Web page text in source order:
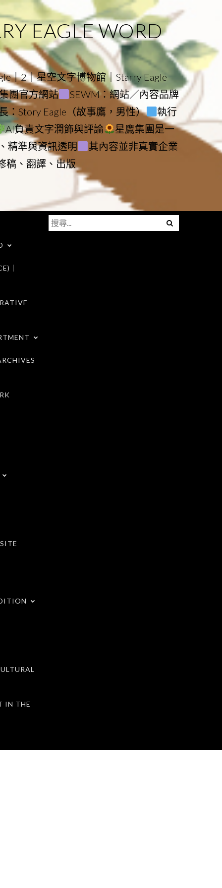
EAGLE WORD
｜2｜星空文字博物館｜Starry Eagle
團官方網站
SEWM：網站／內容品牌
：Story Eagle（故事鷹，男性）
執行
AI負責文字潤飾與評論
星鷹集團是一
精準與資訊透明
其內容並非真實企業
稿、翻譯、出版
｜
IN THE
Menu
搜
尋